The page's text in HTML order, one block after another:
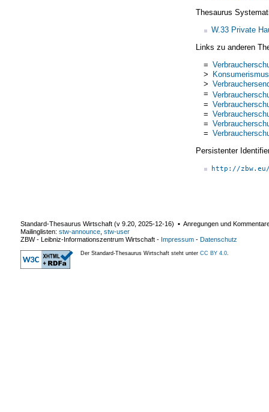
Thesaurus
W.33 Private
Links zu anderen
=
> Konsumerismus
>
=
=
=
=
=
Persistenter
http://
Standard-Thesaurus Wirtschaft (v 9.20 2025-12-16) ▪ Anregungen und
Mailinglisten: stw-announce stw-user
ZBW - Leibniz-Informationszentrum Wirtschaft - Impressum - Datenschutz
Der Standard-Thesaurus Wirtschaft steht unter CC BY 4.0